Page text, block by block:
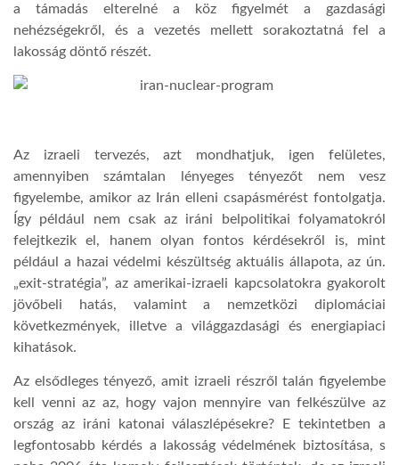
a támadás elterelné a köz figyelmét a gazdasági
nehézségekről, és a vezetés mellett sorakoztatná fel a
lakosság döntő részét.
Az izraeli tervezés, azt mondhatjuk, igen felületes,
amennyiben számtalan lényeges tényezőt nem vesz
figyelembe, amikor az Irán elleni csapásmérést fontolgatja.
Így például nem csak az iráni belpolitikai folyamatokról
felejtkezik el, hanem olyan fontos kérdésekről is, mint
például a hazai védelmi készültség aktuális állapota, az ún.
„exit-stratégia”, az amerikai-izraeli kapcsolatokra gyakorolt
jövőbeli hatás, valamint a nemzetközi diplomáciai
következmények, illetve a világgazdasági és energiapiaci
kihatások.
Az elsődleges tényező, amit izraeli részről talán figyelembe
kell venni az az, hogy vajon mennyire van felkészülve az
ország az iráni katonai válaszlépésekre? E tekintetben a
legfontosabb kérdés a lakosság védelmének biztosítása, s